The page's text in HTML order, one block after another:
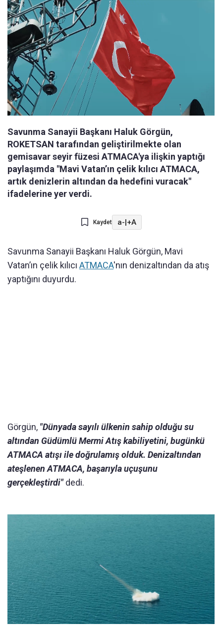
Savunma Sanayii Başkanı Haluk Görgün,
ROKETSAN tarafından geliştirilmekte olan
gemisavar seyir füzesi ATMACA'ya ilişkin yaptığı
paylaşımda "Mavi Vatan’ın çelik kılıcı ATMACA,
artık denizlerin altından da hedefini vuracak"
ifadelerine yer verdi.
Kaydet a-|+A
Savunma Sanayii Başkanı Haluk Görgün, Mavi
Vatan’ın çelik kılıcı ATMACA'nın denizaltından da atış
yaptığını duyurdu.
Görgün, "Dünyada sayılı ülkenin sahip olduğu su
altından Güdümlü Mermi Atış kabiliyetini, bugünkü
ATMACA atışı ile doğrulamış olduk. Denizaltından
ateşlenen ATMACA, başarıyla uçuşunu
gerçekleştirdi"dedi.